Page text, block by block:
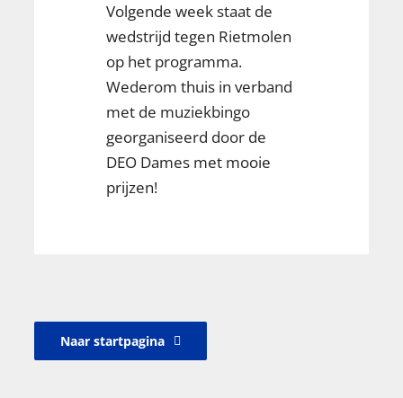
Volgende week staat de
wedstrijd tegen Rietmolen
op het programma.
Wederom thuis in verband
met de muziekbingo
georganiseerd door de
DEO Dames met mooie
prijzen!
Naar startpagina